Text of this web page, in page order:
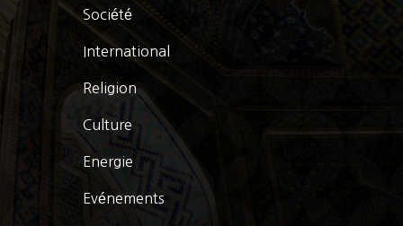
Société
International
Religion
Culture
Energie
Evénements